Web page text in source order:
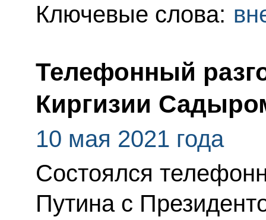
Ключевые слова:
Телефонный
Киргизии
10 мая 2021 года
Состоялся
Путина с